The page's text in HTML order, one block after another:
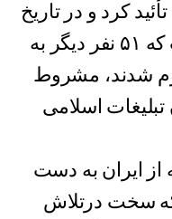
کرد و در تاریخ
٢٩ ژانویه به خبرنگاران گفت که ۵١ نفر دیگر به
شدند، مشروط
اسلامی
از ایران به دست
که سخت درتلاش